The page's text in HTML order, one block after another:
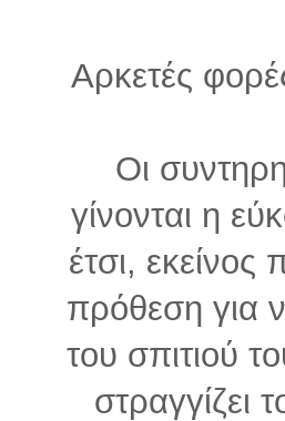
Αρκετές
Οι
γίνονται η
έτσι,
πρόθεση για
του σπιτιού
στραγγίζει